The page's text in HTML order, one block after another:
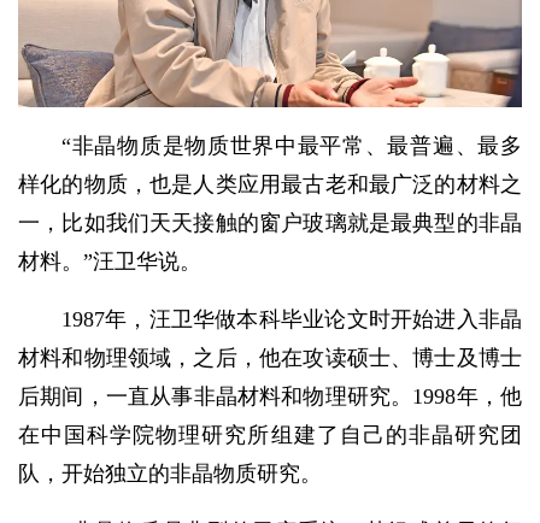
“非晶物质是物质世界中最平常、最普遍、最多
样化的物质，也是人类应用最古老和最广泛的材料之
一，比如我们天天接触的窗户玻璃就是最典型的非晶
材料。”汪卫华说。
1987年，汪卫华做本科毕业论文时开始进入非晶
材料和物理领域，之后，他在攻读硕士、博士及博士
后期间，一直从事非晶材料和物理研究。1998年，他
在中国科学院物理研究所组建了自己的非晶研究团
队，开始独立的非晶物质研究。